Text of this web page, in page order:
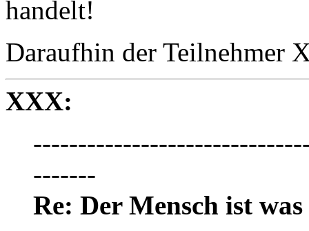
handelt!
Daraufhin der Teilnehmer
XXX:
-------
Re: Der Mensch ist was